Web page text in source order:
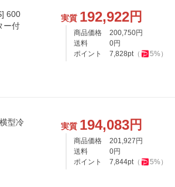
600
ー付
実質 192,922円
商品価格 200,750円
送料
0円
ポイント
7,828pt（ 5%）
型冷
実質 194,083円
商品価格 201,927 円
送料
0円
ポイント
7,844pt（ 5%）